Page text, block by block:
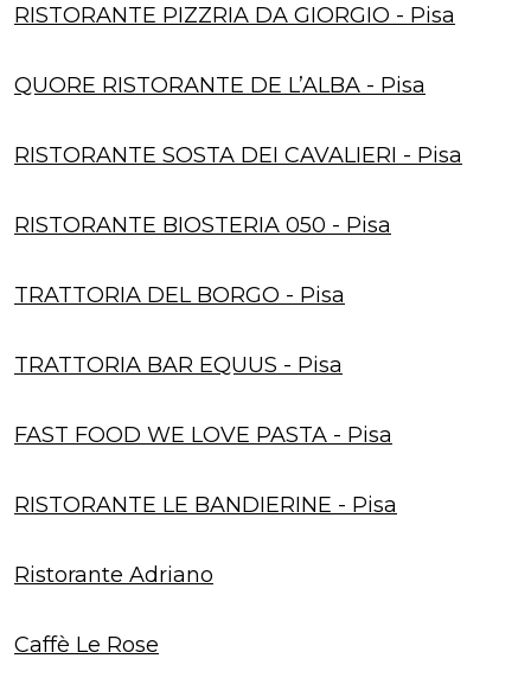
RISTORANTE PIZZRIA DA GIORGIO - Pisa
QUORE RISTORANTE DE L’ALBA - Pisa
RISTORANTE SOSTA DEI CAVALIERI - Pisa
RISTORANTE BIOSTERIA 050 - Pisa
TRATTORIA DEL BORGO - Pisa
TRATTORIA BAR EQUUS - Pisa
FAST FOOD WE LOVE PASTA - Pisa
RISTORANTE LE BANDIERINE - Pisa
Ristorante Adriano
Caffè Le Rose